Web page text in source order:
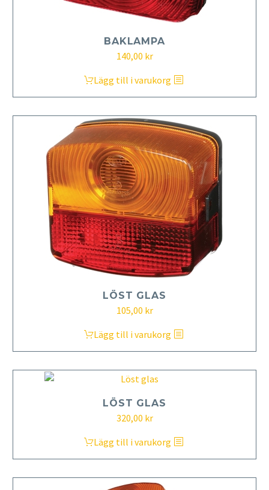
BAKLAMPA
140,00 kr
Lägg till i varukorg
LÖST GLAS
105,00 kr
Lägg till i varukorg
LÖST GLAS
320,00 kr
Lägg till i varukorg